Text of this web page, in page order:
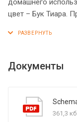
цвет – Бук Тиара.
металлическими опорами. Солидная и
из ЛДСП - кромка
прочными
столу
Документы
361,3 кб